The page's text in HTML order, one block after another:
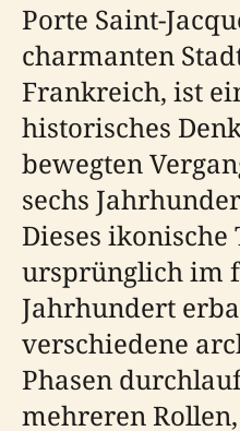
Porte Saint-
charmanten
Frankreich, ist
historisches
bewegten
sechs
Dieses ikonische
ursprünglich im
Jahrhundert
verschiedene
Phasen
mehreren